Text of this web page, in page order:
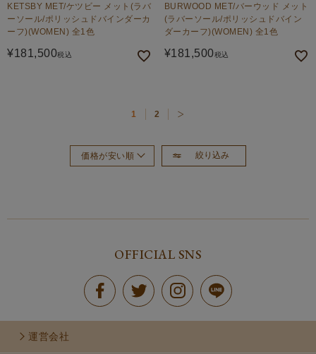
KETSBY MET/ケツビー メット(ラバ
ーソール/ポリッシュドバインダーカ
ーフ)(WOMEN) 全1色
¥181,500税込
BURWOOD MET/バーウッド メット
(ラバーソール/ポリッシュドバイン
ダーカーフ)(WOMEN) 全1色
¥181,500税込
絞り込み
価格が安い順
1 2
OFFICIAL SNS
運営会社